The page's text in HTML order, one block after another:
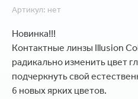
Артикул: нет
Новинка!!!
Контактные линзы Illusion
радикально изменить цвет
подчеркнуть свой
6 новых ярких цветов.